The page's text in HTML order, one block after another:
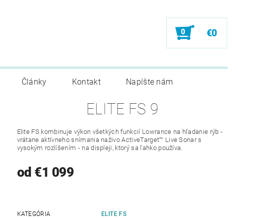
0 €0
Články Kontakt Napíšte nám
ELITE FS 9
Elite FS kombinuje výkon všetkých funkcií Lowrance na hľadanie rýb -
vrátane aktívneho snímania naživo ActiveTarget™ Live Sonar s
vysokým rozlíšením - na displeji, ktorý sa ľahko používa.
od €1 099
KATEGÓRIA ELITE FS